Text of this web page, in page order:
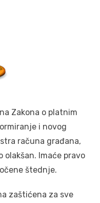
Zakona o platnim
i novog
računa građana,
Imaće pravo
štednje.
zaštićena za sve